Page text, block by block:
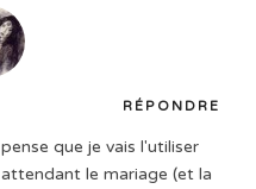
RÉPONDRE
que je vais l'utiliser
le mariage (et la